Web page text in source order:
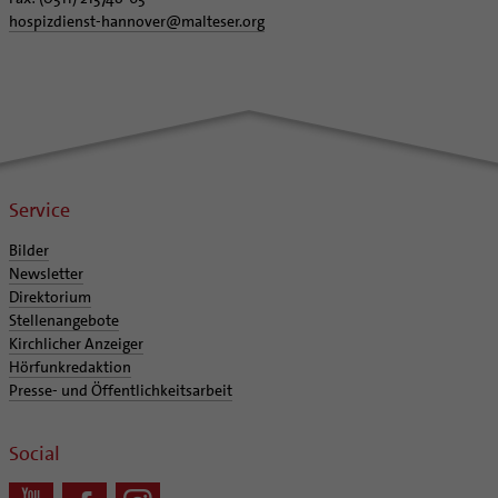
Coaching
Aufbrüche in der Kirche
hospizdienst-hannover@malteser.org
Service
Bilder
Newsletter
Direktorium
Stellenangebote
Kirchlicher Anzeiger
Hörfunkredaktion
Presse- und Öffentlichkeitsarbeit
Social